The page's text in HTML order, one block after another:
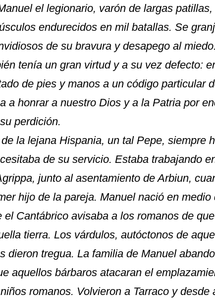
el legionario, varón de largas patillas,
endurecidos en mil batallas. Se
de su bravura y desapego al
tenía un gran virtud y a su vez defecto:
de pies y manos a un código particular
a honrar a nuestro Dios y a la Patria por
perdición.
la lejana Hispania, un tal Pepe, siempre
de su servicio. Estaba trabajando
junto al asentamiento de Arbiun,
hijo de la pareja. Manuel nació en medio
Cantábrico avisaba a los romanos de
tierra. Los várdulos, autóctonos de
dieron tregua. La familia de Manuel
aquellos bárbaros atacaran el
romanos. Volvieron a Tarraco y desde